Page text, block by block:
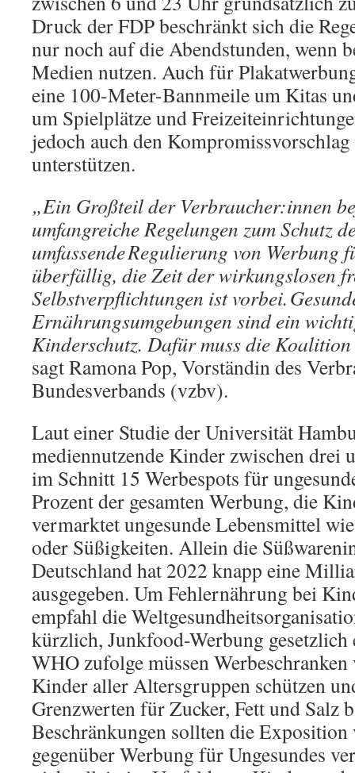
Druck der FDP beschränkt sich die
nur noch auf die Abendstunden, wenn
Medien nutzen. Auch für
eine 100-Meter-Bannmeile um Kitas
um Spielplätze und
jedoch auch den
unterstützen.
„Ein Großteil der Verbraucher:innen
umfangreiche Regelungen zum Schutz
umfassende Regulierung von Werbung
überfällig, die Zeit der wirkungslosen
Selbstverpflichtungen ist vorbei.
Ernährungsumgebungen sind ein
Kinderschutz. Dafür muss die Koalition
sagt Ramona Pop, Vorständin des
Bundesverbands (vzbv).
Laut einer Studie der Universität
mediennutzende Kinder zwischen drei
im Schnitt 15 Werbespots für
Prozent der gesamten Werbung, die
vermarktet ungesunde Lebensmittel
oder Süßigkeiten. Allein die
Deutschland hat 2022 knapp eine
ausgegeben. Um Fehlernährung bei
empfahl die
kürzlich, Junkfood-Werbung gesetzlich
WHO zufolge müssen
Kinder aller Altersgruppen schützen
Grenzwerten für Zucker, Fett und Salz
Beschränkungen sollten die
gegenüber Werbung für Ungesundes